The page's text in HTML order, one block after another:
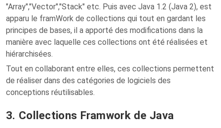
"Array","Vector","Stack" etc. Puis avec Java 1.2 (Java 2), est
apparu le framWork de collections qui tout en gardant les
principes de bases, il a apporté des modifications dans la
manière avec laquelle ces collections ont été réalisées et
hiérarchisées.
Tout en collaborant entre elles, ces collections permettent
de réaliser dans des catégories de logiciels des
conceptions réutilisables.
3. Collections Framwork de Java